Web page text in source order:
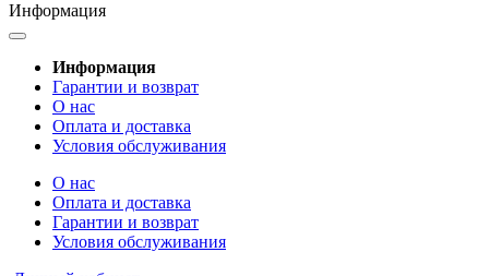
Информация
Информация
Гарантии и возврат
О нас
Оплата и доставка
Условия обслуживания
О нас
Оплата и доставка
Гарантии и возврат
Условия обслуживания